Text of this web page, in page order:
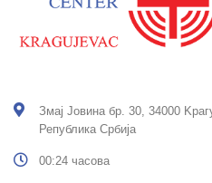
Змај Јовина бр. 30, 34000
Република Србија
00:24 часова